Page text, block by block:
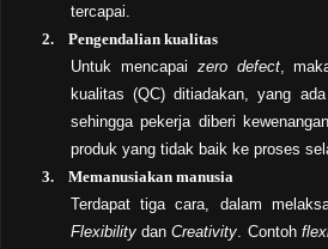
tercapai.
2.
Pengendalian kualitas
Untuk mencapai zero defect,
kualitas (QC) ditiadakan, yang
sehingga pekerja diberi
produk yang tidak baik ke proses
3.
Memanusiakan manusia
Terdapat tiga cara, dalam
FlexibilitydanCreativity . Contoh